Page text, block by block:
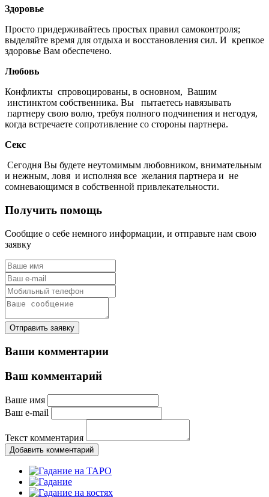
Здоровье
Просто придерживайтесь простых правил самоконтроля;
выделяйте время для отдыха и восстановления сил. И крепкое
здоровье Вам обеспечено.
Любовь
Конфликты спровоцированы, в основном, Вашим
инстинктом собственника. Вы пытаетесь навязывать
партнеру свою волю, требуя полного подчинения и негодуя,
когда встречаете сопротивление со стороны партнера.
Секс
Сегодня Вы будете неутомимым любовником, внимательным
и нежным, ловя и исполняя все желания партнера и не
сомневающимся в собственной привлекательности.
Получить помощь
Сообщие о себе немного информации, и отправьте нам свою
заявку
Отправить заявку
Ваши комментарии
Ваш комментарий
Ваше имя
Ваш e-mail
Текст комментария
Добавить комментарий